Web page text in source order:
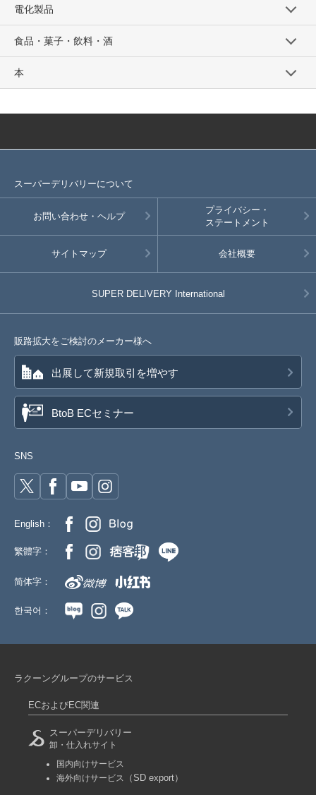
電化製品
食品・菓子・飲料・酒
本
スーパーデリバリーについて
お問い合わせ・ヘルプ
プライバシー・
ステートメント
サイトマップ 会社概要
SUPER DELIVERY International
販路拡大をご検討のメーカー様へ
出展して新規取引を増やす
BtoB ECセミナー
SNS
English：
繁體字：
简体字：
한국어：
ラクーングループのサービス
ECおよびEC関連
スーパーデリバリー
卸・仕入れサイト
国内向けサービス
海外向けサービス
（SD export）